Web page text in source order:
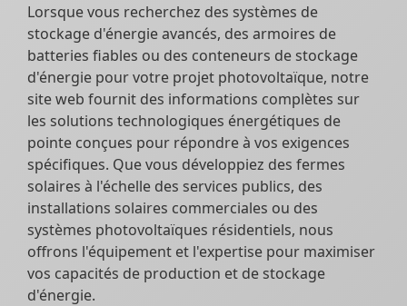
Lorsque vous recherchez des systèmes de
stockage d'énergie avancés, des armoires de
batteries fiables ou des conteneurs de stockage
d'énergie pour votre projet photovoltaïque, notre
site web fournit des informations complètes sur
les solutions technologiques énergétiques de
pointe conçues pour répondre à vos exigences
spécifiques. Que vous développiez des fermes
solaires à l'échelle des services publics, des
installations solaires commerciales ou des
systèmes photovoltaïques résidentiels, nous
offrons l'équipement et l'expertise pour maximiser
vos capacités de production et de stockage
d'énergie.